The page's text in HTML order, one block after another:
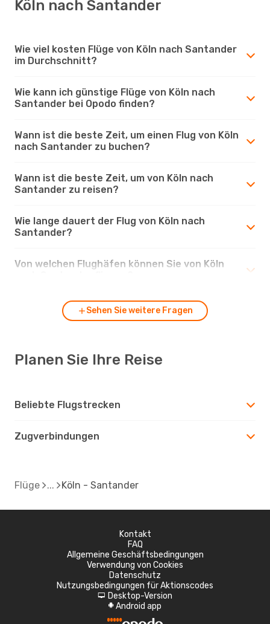
Köln nach Santander
Wie viel kosten Flüge von Köln nach Santander
im Durchschnitt?
Wie kann ich günstige Flüge von Köln nach
Santander bei Opodo finden?
Wann ist die beste Zeit, um einen Flug von Köln
nach Santander zu buchen?
Wann ist die beste Zeit, um von Köln nach
Santander zu reisen?
Wie lange dauert der Flug von Köln nach
Santander?
Von welchen Flughäfen können Sie von Köln
Sehen Sie weitere Fragen
Planen Sie Ihre Reise
Beliebte Flugstrecken
Zugverbindungen
Flüge Köln - Santander
Kontakt
FAQ
Allgemeine Geschäftsbedingungen
Verwendung von Cookies
Datenschutz
Nutzungsbedingungen für Aktionscodes
d Desktop-Version
A Android app